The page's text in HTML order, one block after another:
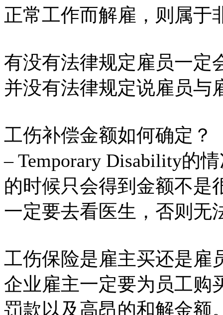
正常工作而解雇，则属于
有没有法律规定雇员一定
并没有法律规定说雇员
工伤补偿金额如何确定？
– Temporary Disability的
的时候只会得到金额不是
一定要去看医生，否则
工伤保险是雇主买还是雇
企业雇主一定要为员工购
罚款以及高昂的和解金额